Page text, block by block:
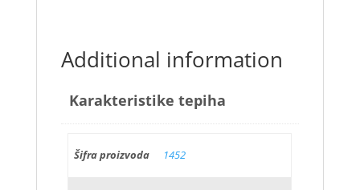
Additional information
Karakteristike tepiha
Šifra proizvoda 1452